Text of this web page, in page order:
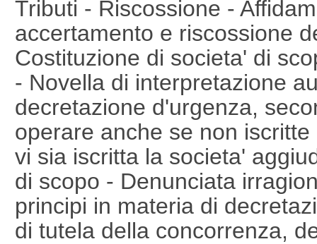
Tributi - Riscossione -
accertamento e riscossione
Costituzione di societa' di
- Novella di interpretazione
decretazione d'urgenza,
operare anche se non
vi sia iscritta la societa'
di scopo - Denunciata
principi in materia di
di tutela della concorrenza,